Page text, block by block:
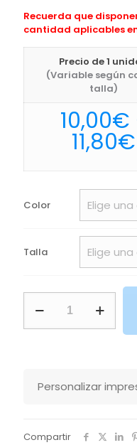
Recuerda que
cantidad aplicables
Precio de 1
(Variable según
talla)
10,00€
11,80€
Color
Talla
Compras
Tristan
Personalizar
Compartir